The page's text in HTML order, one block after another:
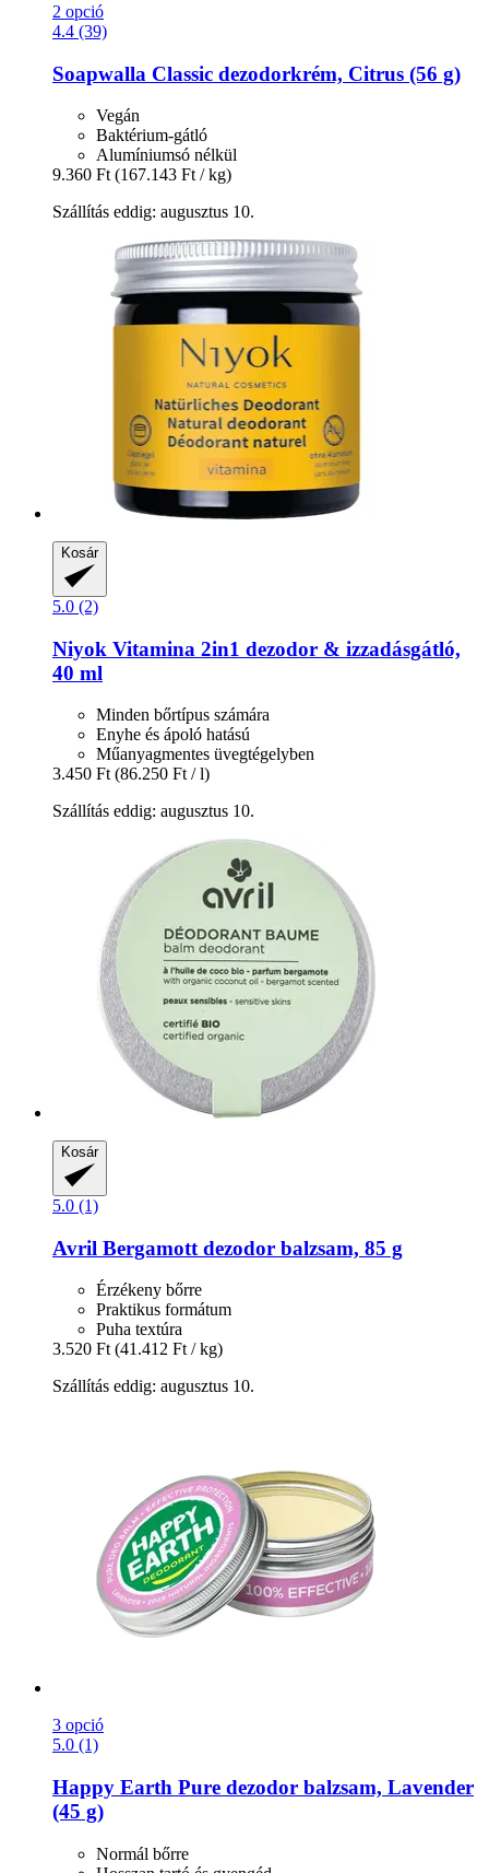
2 opció
4.4 (39)
Soapwalla Classic dezodorkrém, Citrus (56 g)
Vegán
Baktérium-gátló
Alumíniumsó nélkül
9.360 Ft (167.143 Ft / kg)
Szállítás eddig: augusztus 10.
Kosár
5.0 (2)
Niyok Vitamina 2in1 dezodor & izzadásgátló,
40 ml
Minden bőrtípus számára
Enyhe és ápoló hatású
Műanyagmentes üvegtégelyben
3.450 Ft (86.250 Ft / l)
Szállítás eddig: augusztus 10.
Kosár
5.0 (1)
Avril Bergamott dezodor balzsam, 85 g
Érzékeny bőrre
Praktikus formátum
Puha textúra
3.520 Ft (41.412 Ft / kg)
Szállítás eddig: augusztus 10.
3 opció
5.0 (1)
Happy Earth Pure dezodor balzsam, Lavender
(45 g)
Normál bőrre